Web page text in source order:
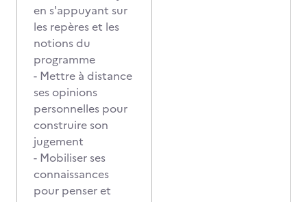
en s'appuyant sur
les repères et les
notions du
programme
- Mettre à distance
ses opinions
personnelles pour
construire son
jugement
- Mobiliser ses
connaissances
pour penser et